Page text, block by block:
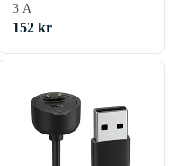
3 A
152 kr